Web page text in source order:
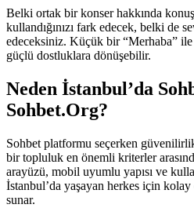
Belki ortak bir konser hakkında
kullandığınızı fark edecek, belki de
edeceksiniz. Küçük bir “Merhaba”
güçlü dostluklara dönüşebilir.
Neden İstanbul’da
Sohbet.Org?
Sohbet platformu seçerken
bir topluluk en önemli kriterler
arayüzü, mobil uyumlu yapısı ve
İstanbul’da yaşayan herkes için
sunar.